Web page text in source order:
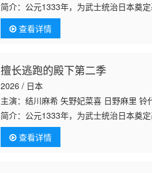
简介： 公元1333年，为武士统治日本奠
灭亡。 失去了一切、被推入绝望深渊的
手中引导下，逃离了化为一片火海的镰
「逃少党」，并借由「逃跑」与「活下去
在时代更迭的巨大浪潮中，时行夺回天下
查看详情
擅长逃跑的殿下第二季
2026 / 日本
主演：结川麻希 矢野妃菜喜 日野麻里 铃
简介： 公元1333年，为武士统治日本奠
灭亡。 失去了一切、被推入绝望深渊的
手中引导下，逃离
查看详情